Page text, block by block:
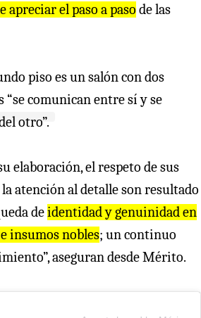
apreciar el paso a paso de las
piso es un salón con dos
“se comunican entre sí y se
otro”.
elaboración, el respeto de sus
atención al detalle son resultado
deidentidad y genuinidad en
insumos nobles; un continuo
aseguran desde Mérito.